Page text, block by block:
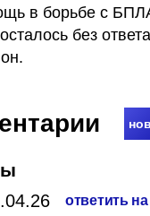
в борьбе с
без
ответить